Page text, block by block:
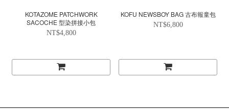
KOTAZOME PATCHWORK
SACOCHE 型染拼接小包
NT$4,800
KOFU NEWSBOY BAG 古布報童包
NT$6,800